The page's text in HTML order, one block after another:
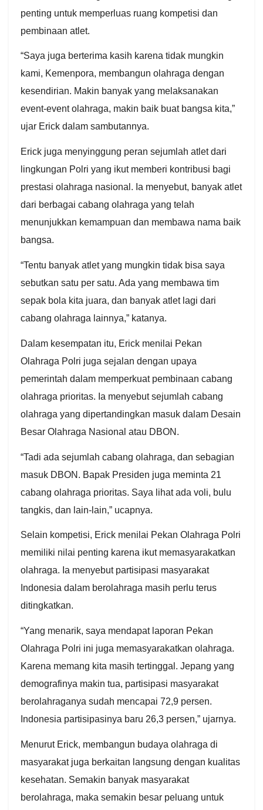
penting untuk memperluas ruang kompetisi dan
pembinaan atlet.
“Saya juga berterima kasih karena tidak mungkin
kami, Kemenpora, membangun olahraga dengan
kesendirian. Makin banyak yang melaksanakan
event-event olahraga, makin baik buat bangsa kita,”
ujar Erick dalam sambutannya.
Erick juga menyinggung peran sejumlah atlet dari
lingkungan Polri yang ikut memberi kontribusi bagi
prestasi olahraga nasional. Ia menyebut, banyak atlet
dari berbagai cabang olahraga yang telah
menunjukkan kemampuan dan membawa nama baik
bangsa.
“Tentu banyak atlet yang mungkin tidak bisa saya
sebutkan satu per satu. Ada yang membawa tim
sepak bola kita juara, dan banyak atlet lagi dari
cabang olahraga lainnya,” katanya.
Dalam kesempatan itu, Erick menilai Pekan
Olahraga Polri juga sejalan dengan upaya
pemerintah dalam memperkuat pembinaan cabang
olahraga prioritas. Ia menyebut sejumlah cabang
olahraga yang dipertandingkan masuk dalam Desain
Besar Olahraga Nasional atau DBON.
“Tadi ada sejumlah cabang olahraga, dan sebagian
masuk DBON. Bapak Presiden juga meminta 21
cabang olahraga prioritas. Saya lihat ada voli, bulu
tangkis, dan lain-lain,” ucapnya.
Selain kompetisi, Erick menilai Pekan Olahraga Polri
memiliki nilai penting karena ikut memasyarakatkan
olahraga. Ia menyebut partisipasi masyarakat
Indonesia dalam berolahraga masih perlu terus
ditingkatkan.
“Yang menarik, saya mendapat laporan Pekan
Olahraga Polri ini juga memasyarakatkan olahraga.
Karena memang kita masih tertinggal. Jepang yang
demografinya makin tua, partisipasi masyarakat
berolahraganya sudah mencapai 72,9 persen.
Indonesia partisipasinya baru 26,3 persen,” ujarnya.
Menurut Erick, membangun budaya olahraga di
masyarakat juga berkaitan langsung dengan kualitas
kesehatan. Semakin banyak masyarakat
berolahraga, maka semakin besar peluang untuk